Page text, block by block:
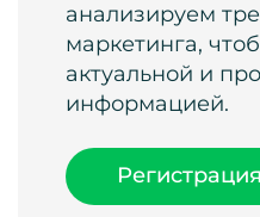
анализируем
маркетинга,
актуальной и
информацией.